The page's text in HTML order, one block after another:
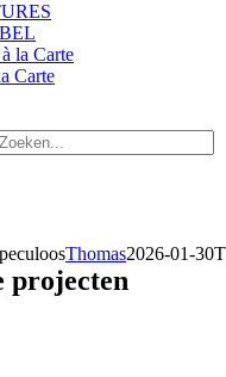
la Carte
Carte
Thomas2026-01-
projecten